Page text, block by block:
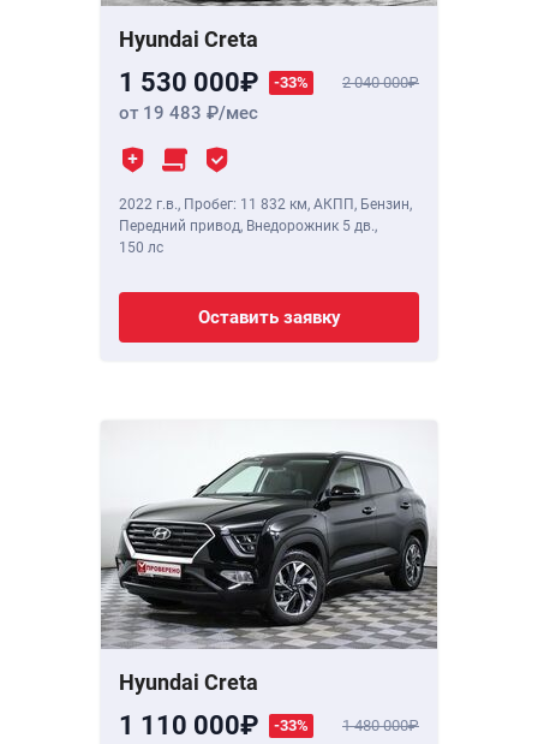
Hyundai Creta
1 530 000 -33% 2 040 000
от 19 483 /мес
2022 г.в., Пробег: 11 832 км, АКПП, Бензин,
Передний привод, Внедорожник 5 дв.,
150 лс
Оставить заявку
Hyundai Creta
1 110 000 -33% 1 480 000